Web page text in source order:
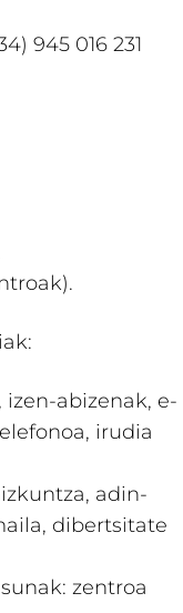
945 016 231
abizenak, e-
irudia
adin-
dibertsitate
zentroa